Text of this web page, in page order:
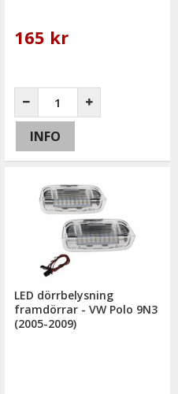
165 kr
INFO
LED dörrbelysning
framdörrar - VW Polo 9N3
(2005-2009)